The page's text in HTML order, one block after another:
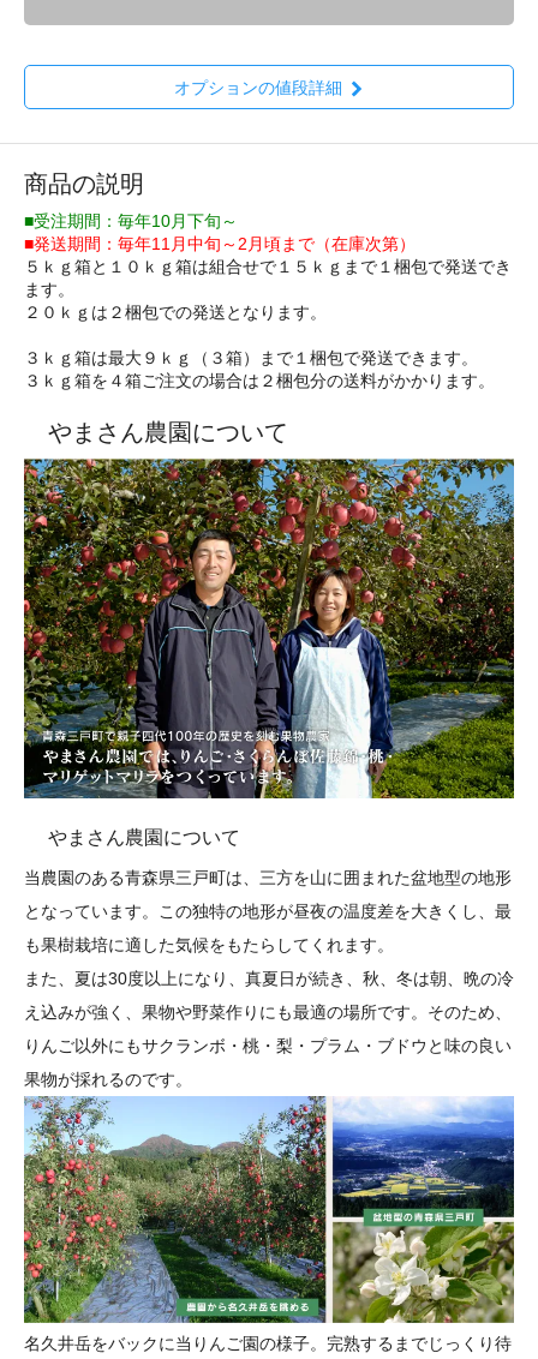
オプションの値段詳細
商品の説明
■受注期間：毎年10月下旬～
■発送期間：毎年11月中旬～2月頃まで（在庫次第）
５ｋｇ箱と１０ｋｇ箱は組合せで１５ｋｇまで１梱包で発送でき
ます。
２０ｋｇは２梱包での発送となります。
３ｋｇ箱は最大９ｋｇ（３箱）まで１梱包で発送できます。
３ｋｇ箱を４箱ご注文の場合は２梱包分の送料がかかります。
やまさん農園について
やまさん農園について
当農園のある青森県三戸町は、三方を山に囲まれた盆地型の地形
となっています。この独特の地形が昼夜の温度差を大きくし、最
も果樹栽培に適した気候をもたらしてくれます。
また、夏は30度以上になり、真夏日が続き、秋、冬は朝、晩の冷
え込みが強く、果物や野菜作りにも最適の場所です。そのため、
りんご以外にもサクランボ・桃・梨・プラム・ブドウと味の良い
果物が採れるのです。
名久井岳をバックに当りんご園の様子。完熟するまでじっくり待